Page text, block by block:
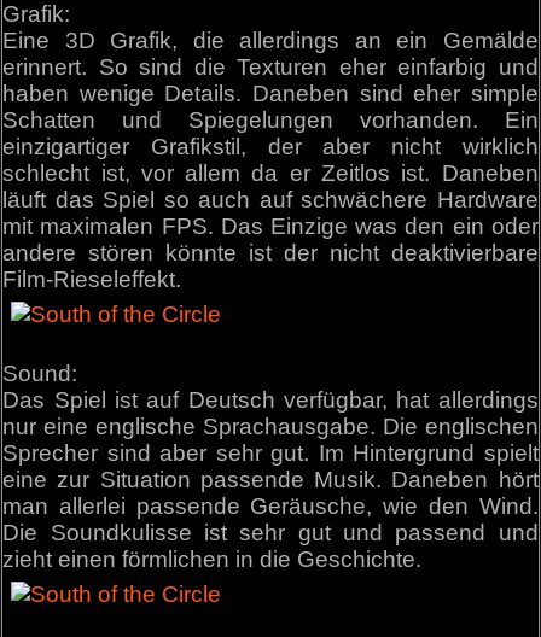
Grafik:
Eine 3D Grafik, die allerdings an ein Gemälde
erinnert. So sind die Texturen eher einfarbig und
haben wenige Details. Daneben sind eher simple
Schatten und Spiegelungen vorhanden. Ein
einzigartiger Grafikstil, der aber nicht wirklich
schlecht ist, vor allem da er Zeitlos ist. Daneben
läuft das Spiel so auch auf schwächere Hardware
mit maximalen FPS. Das Einzige was den ein oder
andere stören könnte ist der nicht deaktivierbare
Film-Rieseleffekt.
Sound:
Das Spiel ist auf Deutsch verfügbar, hat allerdings
nur eine englische Sprachausgabe. Die englischen
Sprecher sind aber sehr gut. Im Hintergrund spielt
eine zur Situation passende Musik. Daneben hört
man allerlei passende Geräusche, wie den Wind.
Die Soundkulisse ist sehr gut und passend und
zieht einen förmlichen in die Geschichte.